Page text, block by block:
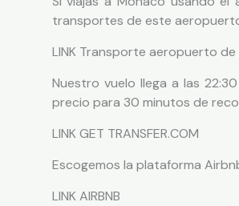
transportes de este
LINK Transporte aeropuerto de
Nuestro vuelo llega a las
precio para 30 minutos de
LINK GET TRANSFER.COM
Escogemos la plataforma
LINK AIRBNB